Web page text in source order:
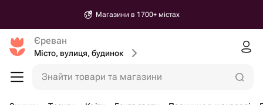
Магазини в 1700+ містах
Єреван
Місто, вулиця, будинок
Знайти товари та магазини